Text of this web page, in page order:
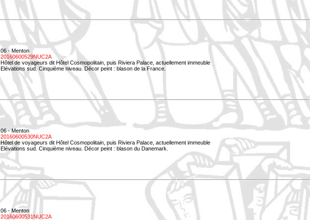
06 - Menton
20160600529NUC2A
Hôtel de voyageurs dit Hôtel Cosmopolitain, puis Riviera Palace, actuellement immeuble
Elévations sud. Cinquième niveau. Décor peint : blason de la France.
06 - Menton
20160600530NUC2A
Hôtel de voyageurs dit Hôtel Cosmopolitain, puis Riviera Palace, actuellement immeuble
Elévations sud. Cinquième niveau. Décor peint : blason du Danemark.
06 - Menton
20160600531NUC2A